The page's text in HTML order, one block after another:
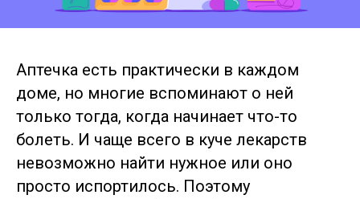
Аптечка есть практически в каждом
доме, но многие вспоминают о ней
только тогда, когда начинает что-то
болеть. И чаще всего в куче лекарств
невозможно найти нужное или оно
просто испортилось. Поэтому